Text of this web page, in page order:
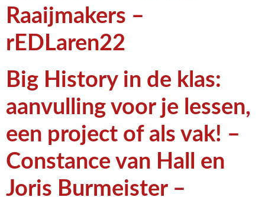
Raaijmakers –
rEDLaren22
Big History in de klas:
aanvulling voor je lessen,
een project of als vak! –
Constance van Hall en
Joris Burmeister –